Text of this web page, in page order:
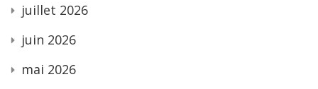
juillet 2026
juin 2026
mai 2026